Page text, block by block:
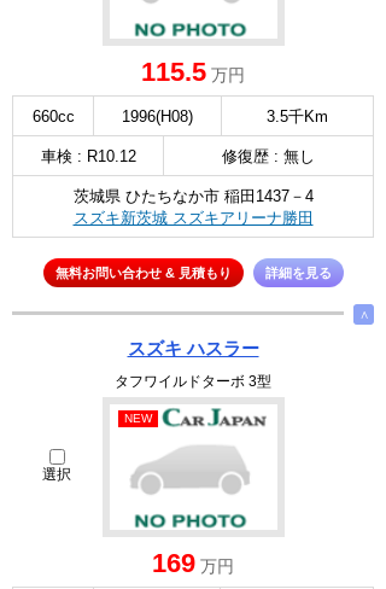
115.5 万円
660cc 1996(H08) 3.5千Km
車検 : R10.12 修復歴 : 無し
茨城県 ひたちなか市 稲田1437－4
スズキ新茨城 スズキアリーナ勝田
無料お問い合わせ & 見積もり 詳細を見る
∧
スズキ ハスラー
タフワイルドターボ 3型
選択
NEW
169 万円